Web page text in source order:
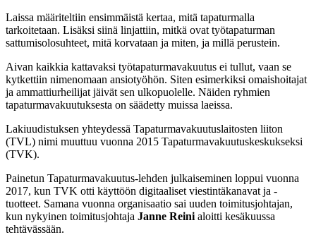
Laissa määriteltiin ensimmäistä kertaa, mitä tapaturmalla
tarkoitetaan. Lisäksi siinä linjattiin, mitkä ovat työtapaturman
sattumisolosuhteet, mitä korvataan ja miten, ja millä perustein.
Aivan kaikkia kattavaksi työtapaturmavakuutus ei tullut, vaan se
kytkettiin nimenomaan ansiotyöhön. Siten esimerkiksi omaishoitajat
ja ammattiurheilijat jäivät sen ulkopuolelle. Näiden ryhmien
tapaturmavakuutuksesta on säädetty muissa laeissa.
Lakiuudistuksen yhteydessä Tapaturmavakuutuslaitosten liiton
(TVL) nimi muuttuu vuonna 2015 Tapaturmavakuutuskeskukseksi
(TVK).
Painetun Tapaturmavakuutus-lehden julkaiseminen loppui vuonna
2017, kun TVK otti käyttöön digitaaliset viestintäkanavat ja -
tuotteet. Samana vuonna organisaatio sai uuden toimitusjohtajan,
kun nykyinen toimitusjohtaja Janne Reini aloitti kesäkuussa
tehtävässään.